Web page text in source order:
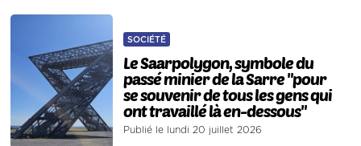
SOCIÉTÉ
Le Saarpolygon, symbole du
passé minier de la Sarre "pour
se souvenir de tous les gens qui
ont travaillé là en-dessous"
Publié le lundi 20 juillet 2026